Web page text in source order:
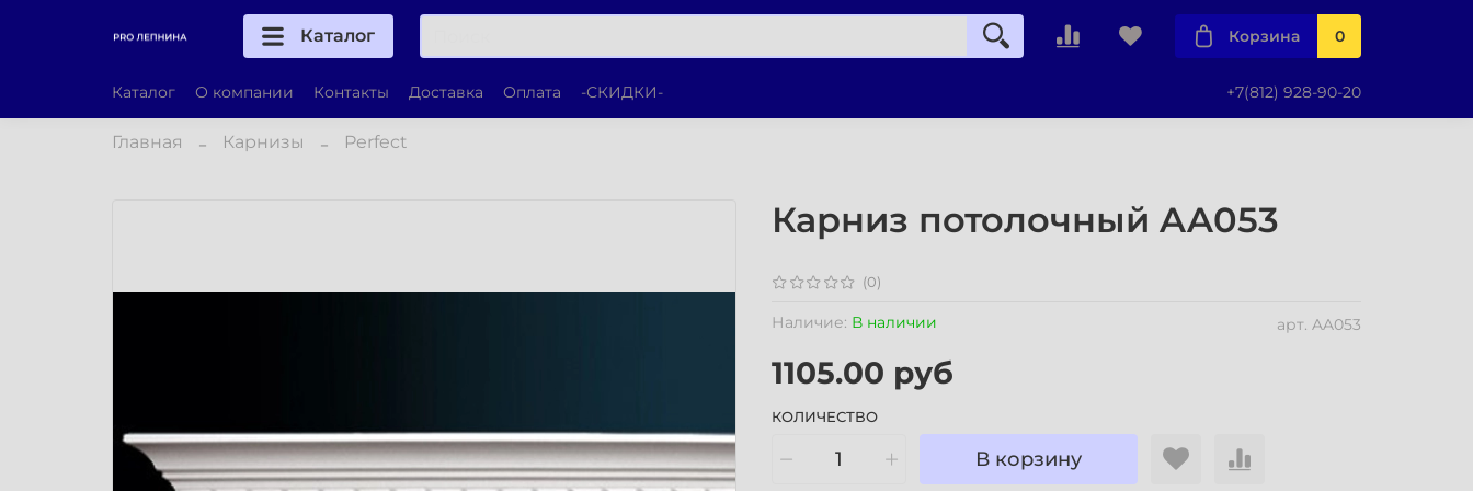
Каталог Корзина 0
Каталог О компании Контакты Доставка Оплата -СКИДКИ- +7(812) 928-90-20
Главная Карнизы Perfect
(0)
арт. AA053
Наличие: В наличии
Карниз потолочный AA053
1105.00 руб
КОЛИЧЕСТВО
В корзину